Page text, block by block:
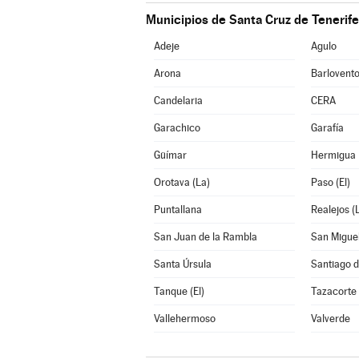
Municipios de Santa Cruz de Tenerife
Adeje Agulo
Arona Barlovento
Candelaria CERA
Garachico Garafía
Güímar Hermigua
Orotava (La) Paso (El)
Puntallana Realejos
San Juan de la Rambla San
Santa Úrsula Santiago
Tanque (El) Tazacorte
Vallehermoso Valverde